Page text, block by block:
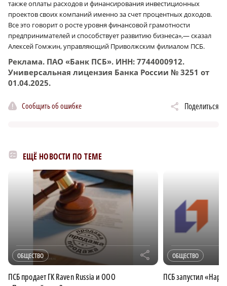
также оплаты расходов и финансирования инвестиционных
проектов своих компаний именно за счет процентных доходов.
Все это говорит о росте уровня финансовой грамотности
предпринимателей и способствует развитию бизнеса»,— сказал
Алексей Гомжин, управляющий Приволжским филиалом ПСБ.
Реклама. ПАО «Банк ПСБ». ИНН: 7744000912.
Универсальная лицензия Банка России № 3251 от
01.04.2025.
Сообщить об ошибке Поделиться
ЕЩЁ НОВОСТИ ПО ТЕМЕ
ОБЩЕСТВО r
ПСБ продает ГК Raven Russia и ООО
ОБЩЕСТВО
ПСБ запустил